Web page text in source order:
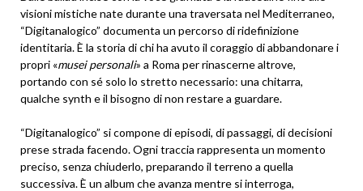
visioni mistiche nate durante una traversata nel Mediterraneo,
“Digitanalogico” documenta un percorso di ridefinizione
identitaria. È la storia di chi ha avuto il coraggio di abbandonare i
propri «musei personali» a Roma per rinascerne altrove,
portando con sé solo lo stretto necessario: una chitarra,
qualche synth e il bisogno di non restare a guardare.
“Digitanalogico” si compone di episodi, di passaggi, di decisioni
prese strada facendo. Ogni traccia rappresenta un momento
preciso, senza chiuderlo, preparando il terreno a quella
successiva. È un album che avanza mentre si interroga,